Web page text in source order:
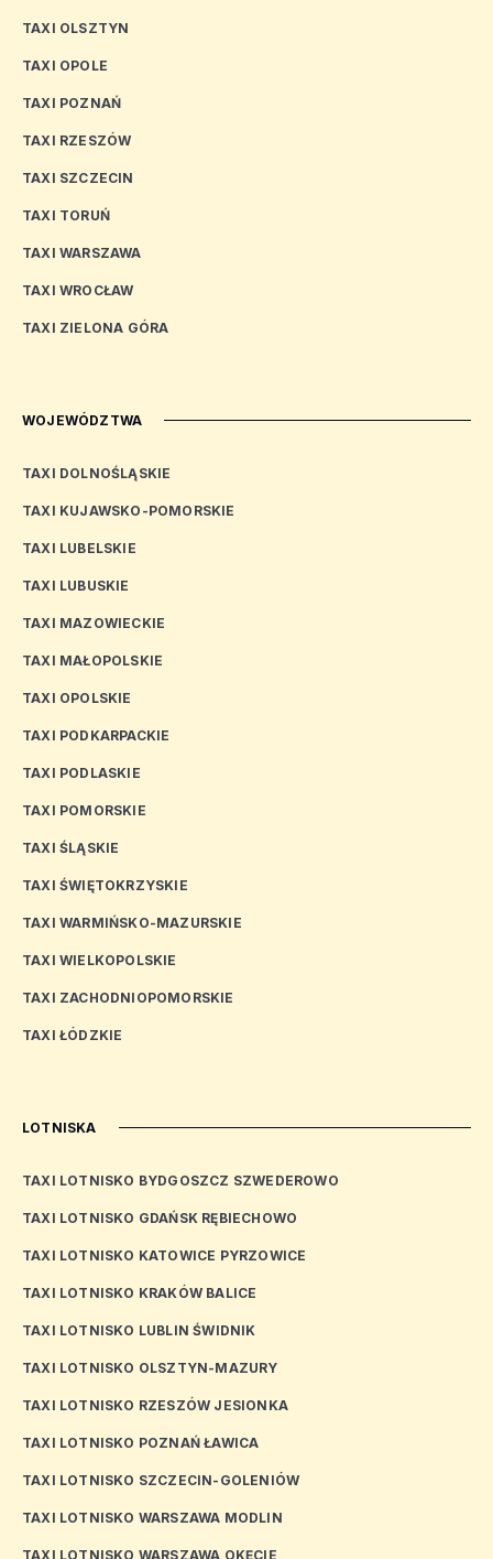
TAXI OLSZTYN
TAXI OPOLE
TAXI POZNAŃ
TAXI RZESZÓW
TAXI SZCZECIN
TAXI TORUŃ
TAXI WARSZAWA
TAXI WROCŁAW
TAXI ZIELONA GÓRA
WOJEWÓDZTWA
TAXI DOLNOŚLĄSKIE
TAXI KUJAWSKO-POMORSKIE
TAXI LUBELSKIE
TAXI LUBUSKIE
TAXI MAZOWIECKIE
TAXI MAŁOPOLSKIE
TAXI OPOLSKIE
TAXI PODKARPACKIE
TAXI PODLASKIE
TAXI POMORSKIE
TAXI ŚLĄSKIE
TAXI ŚWIĘTOKRZYSKIE
TAXI WARMIŃSKO-MAZURSKIE
TAXI WIELKOPOLSKIE
TAXI ZACHODNIOPOMORSKIE
TAXI ŁÓDZKIE
LOTNISKA
TAXI LOTNISKO BYDGOSZCZ SZWEDEROWO
TAXI LOTNISKO GDAŃSK RĘBIECHOWO
TAXI LOTNISKO KATOWICE PYRZOWICE
TAXI LOTNISKO KRAKÓW BALICE
TAXI LOTNISKO LUBLIN ŚWIDNIK
TAXI LOTNISKO OLSZTYN-MAZURY
TAXI LOTNISKO RZESZÓW JESIONKA
TAXI LOTNISKO POZNAŃ ŁAWICA
TAXI LOTNISKO SZCZECIN-GOLENIÓW
TAXI LOTNISKO WARSZAWA MODLIN
TAXI LOTNISKO WARSZAWA OKĘCIE